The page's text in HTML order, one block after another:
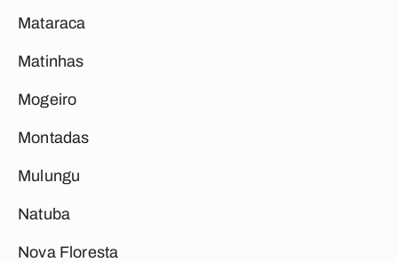
Mataraca
Matinhas
Mogeiro
Montadas
Mulungu
Natuba
Nova Floresta